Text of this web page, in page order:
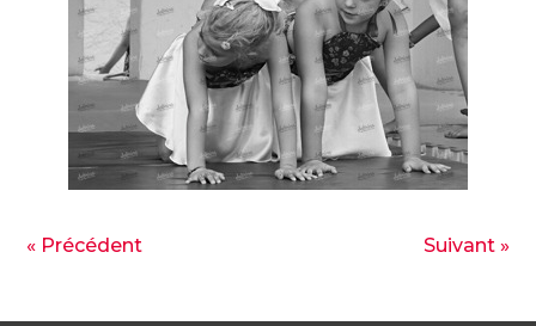
« Précédent Suivant »